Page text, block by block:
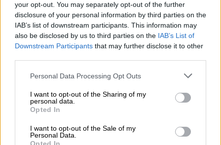
your opt-out. You may separately opt-out of the further
disclosure of your personal information by third parties on the
IAB’s list of downstream participants. This information may
also be disclosed by us to third parties on the IAB’s List of
Downstream Participants that may further disclose it to other
Personal Data Processing Opt Outs
I want to opt-out of the Sharing of my
personal data.
Opted In
I want to opt-out of the Sale of my
Personal Data.
Κωδικός προϊόντος:BLUE ELASTIC JUMPSUIT
Κατηγορία: Χωρίς κατηγορία
Share:
BRANDS MARIA ZAPOUNIDOU